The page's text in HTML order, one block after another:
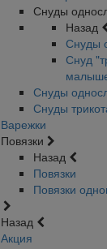
Снуды
Назад
Снуды
Снуд
Снуды
Снуды
Варежки
Повязки
Назад
Повязки
Повязки
Назад
Акция